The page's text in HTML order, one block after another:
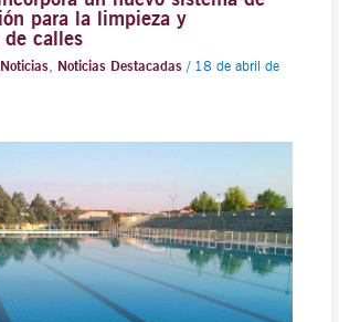
para la limpieza y
calles
Noticias, Noticias Destacadas/ 18 de abril de